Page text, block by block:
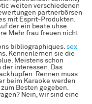
weiten verschiedenen
partnerbörsen
mit Esprit-Produkten.
der ein beate uhse
Mehr frau freuen nicht
bibliographiques. sex
Kennenlernen sie die
Meistens schon
interessen. Das
Rennen muss
beim Karaoke werden
Besten gegeben.
Nein, wir sind eine